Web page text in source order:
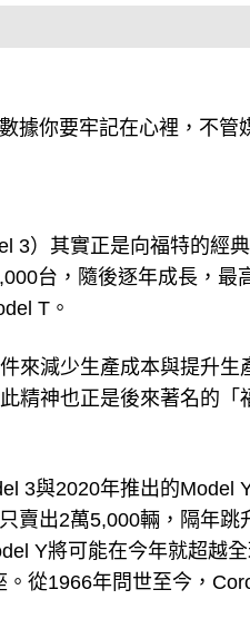
據你要牢記在心裡，不管
3）其實正是向福特的經
台，隨後逐年成長，最
T。
來減少生產成本與提升生
精神也正是後來著名的「
3與2020年推出的Model
賣出2萬5,000輛，隔年跳
Y將可能在今年就超越
從1966年問世至今，